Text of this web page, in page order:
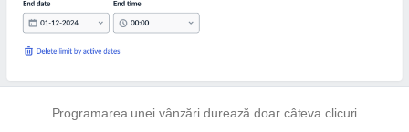
Programarea unei vânzări durează doar câteva clicuri